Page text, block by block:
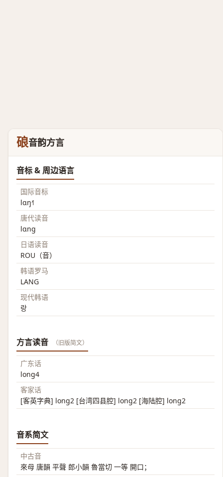
硠音韵方言
音标 & 周边语言
国际音标
lɑŋ˧˥
唐代读音
lɑng
日语读音
ROU（音）
韩语罗马
LANG
现代韩语
랑
方言读音 （旧版简文）
广东话
long4
客家话
[客英字典] long2 [台湾四县腔] long2 [海陆腔] long2
音系简文
中古音
來母 唐韻 平聲 郎小韻 魯當切 一等 開口；